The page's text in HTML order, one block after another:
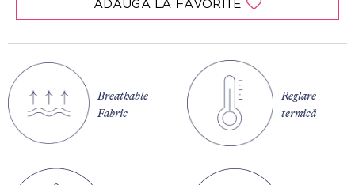
ADAUGĂ LA FAVORITE
Breathable
Fabric
Reglare
termică